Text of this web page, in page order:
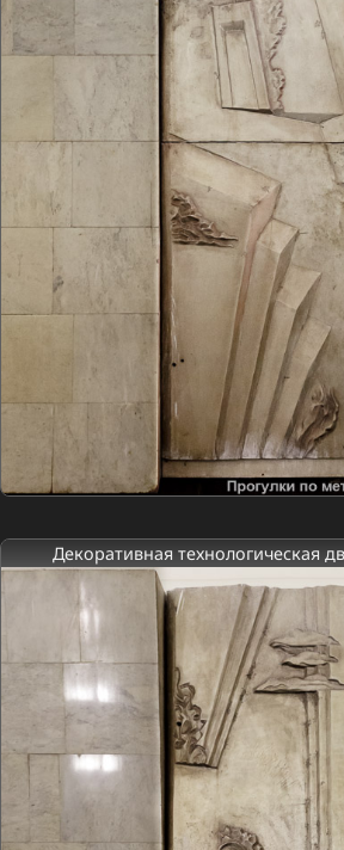
Декоративная технологическая